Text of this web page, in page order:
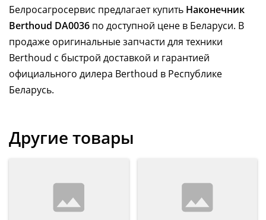
Белросагросервис предлагает купить Наконечник
Berthoud DA0036 по доступной цене в Беларуси. В
продаже оригинальные запчасти для техники
Berthoud с быстрой доставкой и гарантией
официального дилера Berthoud в Республике
Беларусь.
Другие товары